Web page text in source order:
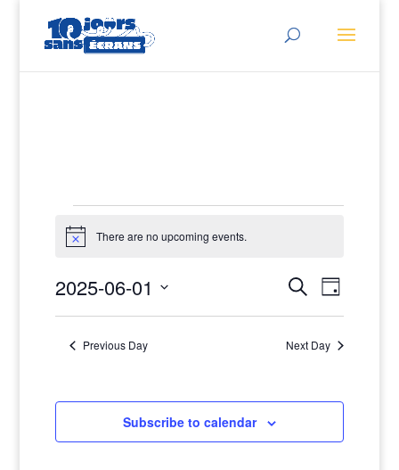
Events
for
2025-
06-
01
Notice There are no upcoming events.
Events
Search
and
SearchEvent
Day
2025-06-01
Select
Previous Day Next Day
Subscribe to calendar